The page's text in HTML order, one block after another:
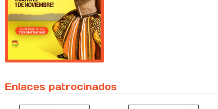
Enlaces patrocinados